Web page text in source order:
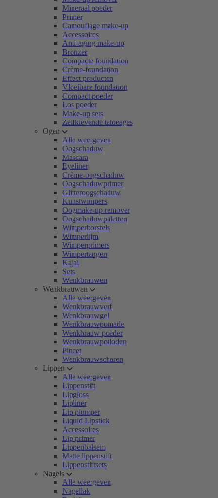
Mineraal poeder
Primer
Camouflage make-up
Accessoires
Anti-aging make-up
Bronzer
Compacte foundation
Crème-foundation
Effect producten
Vloeibare foundation
Compact poeder
Los poeder
Make-up sets
Zelfklevende tatoeages
Ogen
Alle weergeven
Oogschaduw
Mascara
Eyeliner
Crème-oogschaduw
Oogschaduwprimer
Glitteroogschaduw
Kunstwimpers
Oogmake-up remover
Oogschaduwpaletten
Wimperborstels
Wimperlijm
Wimperprimers
Wimpertangen
Kajal
Sets
Wenkbrauwen
Wenkbrauwen
Alle weergeven
Wenkbrauwverf
Wenkbrauwgel
Wenkbrauwpomade
Wenkbrauw poeder
Wenkbrauwpotloden
Pincet
Wenkbrauwscharen
Lippen
Alle weergeven
Lippenstift
Lipgloss
Lipliner
Lip plumper
Liquid Lipstick
Accessoires
Lip primer
Lippenbalsem
Matte lippenstift
Lippenstiftsets
Nagels
Alle weergeven
Nagellak